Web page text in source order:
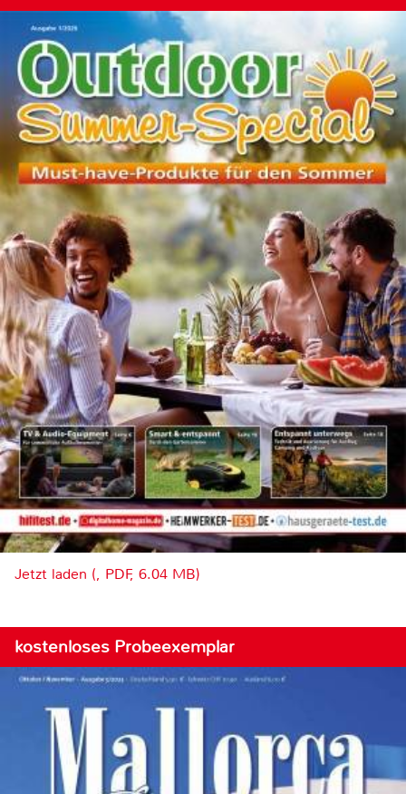
Jetzt laden (, PDF, 6.04 MB)
kostenloses Probeexemplar